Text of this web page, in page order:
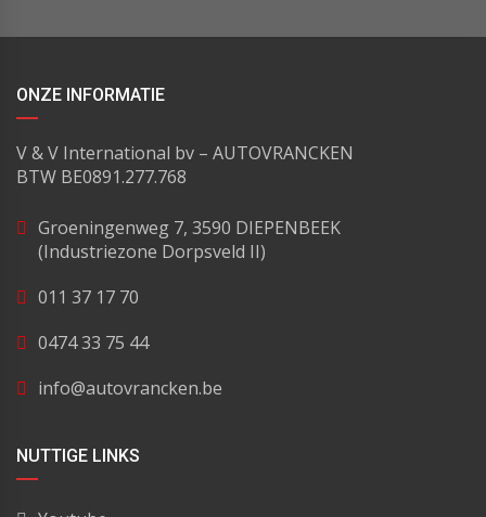
ONZE INFORMATIE
V & V International bv – AUTOVRANCKEN
BTW BE0891.277.768
Groeningenweg 7, 3590 DIEPENBEEK
(Industriezone Dorpsveld II)
011 37 17 70
0474 33 75 44
info@autovrancken.be
NUTTIGE LINKS